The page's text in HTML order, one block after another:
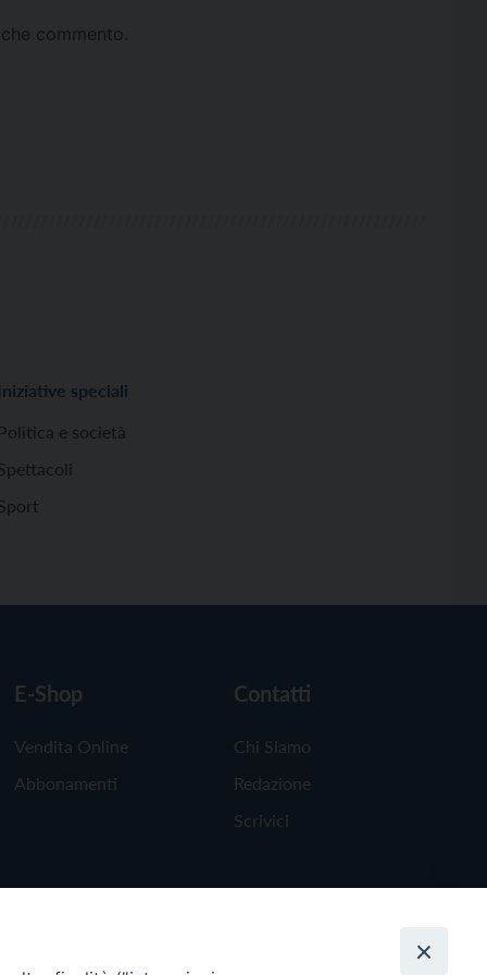
commento.
Iniziative speciali
Politica e società
E-Shop
Vendita Online
Abbonamenti
Contatti
Chi Siamo
Redazione
Scrivici